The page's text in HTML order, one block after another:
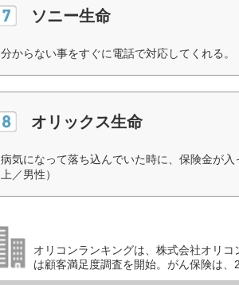
ソニー生命
分からない事をすぐに電話で対応してくれる。
オリックス生命
病気になって落ち込んでいた時に、保険金が
上／男性）
オリコンランキングは、株式会社オリ
は顧客満足度調査を開始。がん保険は、